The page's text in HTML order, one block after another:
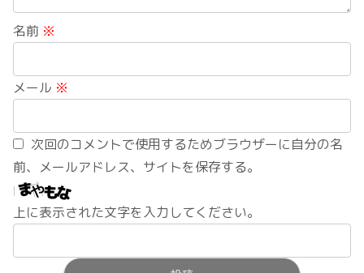
名前 ※
メール ※
次回のコメントで使用するためブラウザーに自分の名
前、メールアドレス、サイトを保存する。
上に表示された文字を入力してください。